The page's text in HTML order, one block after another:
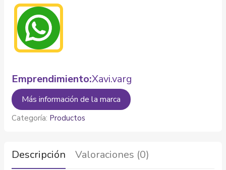
Emprendimiento:Xavi.varg
Más información de la marca
Categoría: Productos
Descripción Valoraciones (0)